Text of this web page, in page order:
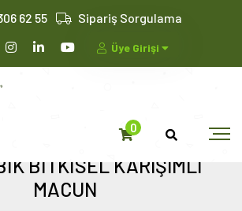
62 55 Sipariş Sorgulama
Üye Girişi
0
BİTKİSEL KARIŞIMLI
MACUN